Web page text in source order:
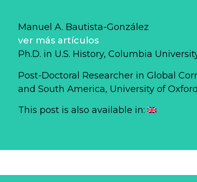
Manuel A. Bautista-González
ver más artículos
Ph.D. in U.S. History, Columbia
Post-Doctoral Researcher in Global
and South America, University of Oxford
This post is also available in: